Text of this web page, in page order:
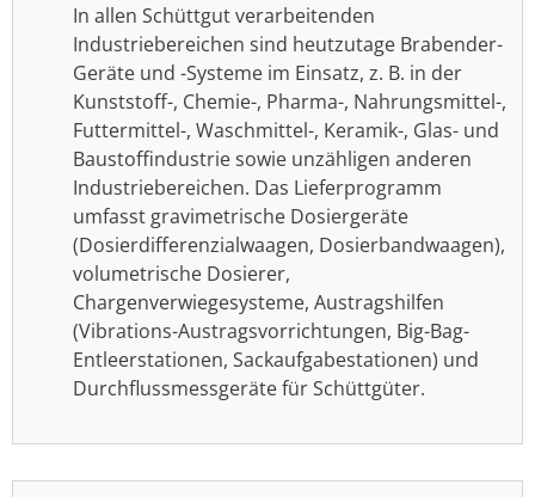
In allen Schüttgut verarbeitenden
Industriebereichen sind heutzutage Brabender-
Geräte und -Systeme im Einsatz, z. B. in der
Kunststoff-, Chemie-, Pharma-, Nahrungsmittel-,
Futtermittel-, Waschmittel-, Keramik-, Glas- und
Baustoffindustrie sowie unzähligen anderen
Industriebereichen. Das Lieferprogramm
umfasst gravimetrische Dosiergeräte
(Dosierdifferenzialwaagen, Dosierbandwaagen),
volumetrische Dosierer,
Chargenverwiegesysteme, Austragshilfen
(Vibrations-Austragsvorrichtungen, Big-Bag-
Entleerstationen, Sackaufgabestationen) und
Durchflussmessgeräte für Schüttgüter.